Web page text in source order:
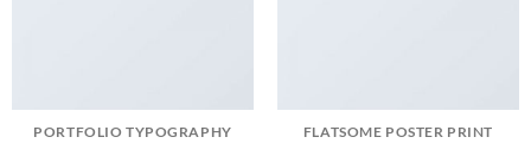
PORTFOLIO TYPOGRAPHY FLATSOME POSTER PRINT